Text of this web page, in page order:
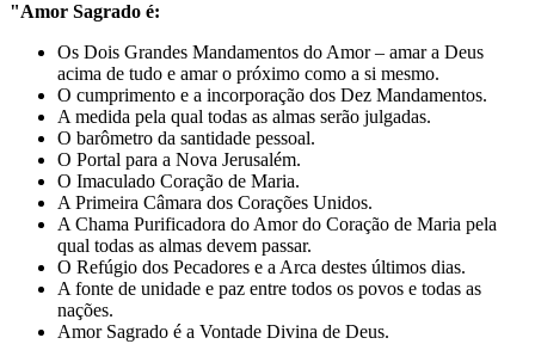
"Amor Sagrado é:
Os Dois Grandes Mandamentos do Amor – amar a Deus
acima de tudo e amar o próximo como a si mesmo.
O cumprimento e a incorporação dos Dez Mandamentos.
A medida pela qual todas as almas serão julgadas.
O barômetro da santidade pessoal.
O Portal para a Nova Jerusalém.
O Imaculado Coração de Maria.
A Primeira Câmara dos Corações Unidos.
A Chama Purificadora do Amor do Coração de Maria pela
qual todas as almas devem passar.
O Refúgio dos Pecadores e a Arca destes últimos dias.
A fonte de unidade e paz entre todos os povos e todas as
nações.
Amor Sagrado é a Vontade Divina de Deus.